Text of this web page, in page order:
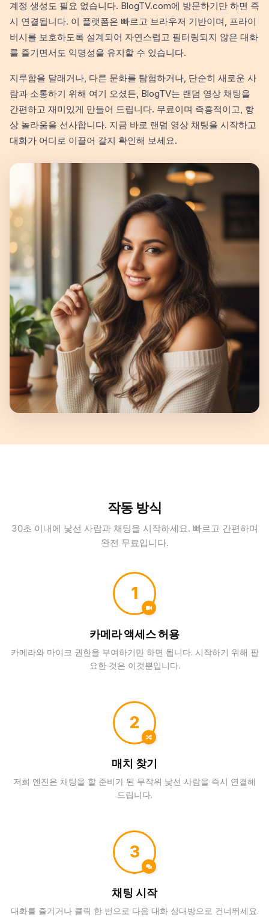
계정 생성도 필요 없습니다. BlogTV.com에 방문하기만 하면 즉
시 연결됩니다. 이 플랫폼은 빠르고 브라우저 기반이며, 프라이
버시를 보호하도록 설계되어 자연스럽고 필터링되지 않은 대화
를 즐기면서도 익명성을 유지할 수 있습니다.
지루함을 달래거나, 다른 문화를 탐험하거나, 단순히 새로운 사
람과 소통하기 위해 여기 오셨든, BlogTV는 랜덤 영상 채팅을
간편하고 재미있게 만들어 드립니다. 무료이며 즉흥적이고, 항
상 놀라움을 선사합니다. 지금 바로 랜덤 영상 채팅을 시작하고
대화가 어디로 이끌어 갈지 확인해 보세요.
작동 방식
30초 이내에 낯선 사람과 채팅을 시작하세요. 빠르고 간편하며
완전 무료입니다.
1
카메라 액세스 허용
카메라와 마이크 권한을 부여하기만 하면 됩니다. 시작하기 위해 필
요한 것은 이것뿐입니다.
2
매치 찾기
저희 엔진은 채팅을 할 준비가 된 무작위 낯선 사람을 즉시 연결해
드립니다.
3
채팅 시작
대화를 즐기거나 클릭 한 번으로 다음 대화 상대방으로 건너뛰세요.